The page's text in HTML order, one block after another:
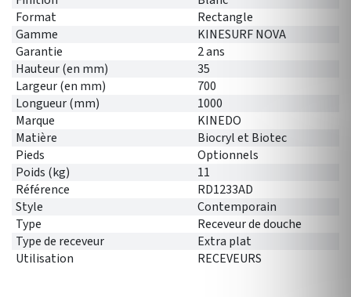
Format
Rectangle
Gamme
KINESURF NOVA
Garantie
2 ans
Hauteur (en mm)
35
Largeur (en mm)
700
Longueur (mm)
1000
Marque
KINEDO
Matière
Biocryl et Biotec
Pieds
Optionnels
Poids (kg)
11
Référence
RD1233AD
Style
Contemporain
Type
Receveur de douche
Type de receveur
Extra plat
Utilisation
RECEVEURS